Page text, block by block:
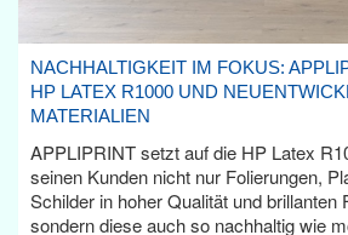
NACHHALTIGKEIT IM FOKUS:
HP LATEX R1000 UND
MATERIALIEN
APPLIPRINT setzt auf die HP Latex
seinen Kunden nicht nur Folierungen,
Schilder in hoher Qualität und brillanten
sondern diese auch so nachhaltig wie